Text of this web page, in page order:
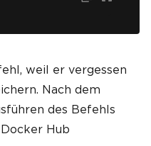
weil er vergessen
Nach dem
des Befehls
Hub